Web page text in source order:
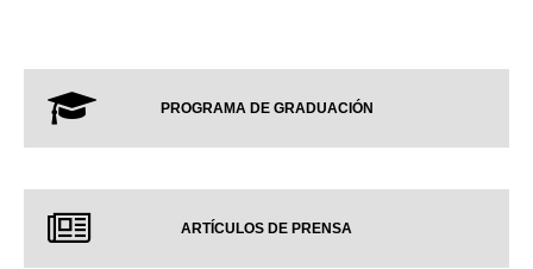
PROGRAMA DE GRADUACIÓN
ARTÍCULOS DE PRENSA